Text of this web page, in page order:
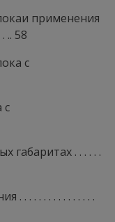
применения
.. 58
с
с
. . . . . .
. . . . . . . . . . . . . . .